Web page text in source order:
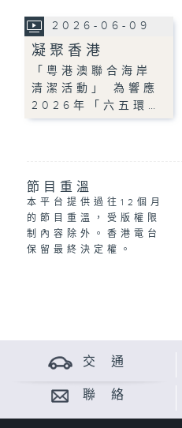
2026-06-09
凝聚香港
「粵港澳聯合海岸
清潔活動」 為響應
2026年「六五環…
節目重溫
本平台提供過往12個月
的節目重溫，受版權限
制內容除外。香港電台
保留最終決定權。
交 通
聯 絡